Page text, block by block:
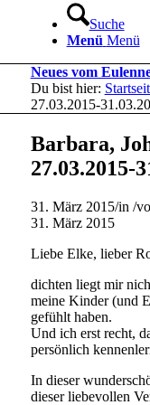
Suche
Menü Menü
Neues vom
Du bist hier:
27.03.2015-
Barbara,
27.03.2015-
31. März 2015/in /
31. März 2015
Liebe Elke, lieber
dichten liegt mir
meine Kinder (und
gefühlt haben.
Und ich erst recht,
persönlich
In dieser
dieser liebevollen